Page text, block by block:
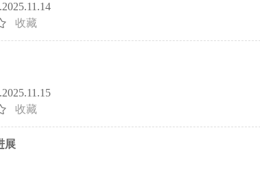
收藏
收藏
展